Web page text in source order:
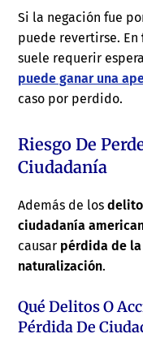
Si la negación fue
puede revertirse. En
suele requerir
puede ganar una
caso por perdido.
Riesgo De
Ciudadanía
Además de los
ciudadanía
causar pérdida de
naturalización.
Qué Delitos O
Pérdida De